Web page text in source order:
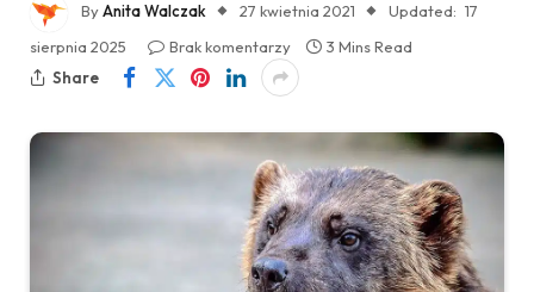
ByAnita Walczak 27 kwietnia 2021 Updated: 17
sierpnia 2025
Brak komentarzy
3 Mins Read
Share